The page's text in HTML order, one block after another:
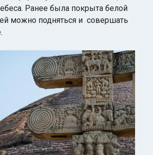
Ранее была покрыта белой
можно подняться и совершать